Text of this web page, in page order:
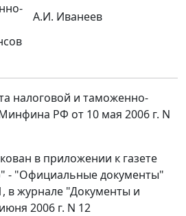
А.И. Иванеев
налоговой и таможенно-
РФ от 10 мая 2006 г. N
в приложении к газете
- "Официальные документы"
в журнале "Документы и
2006 г. N 12